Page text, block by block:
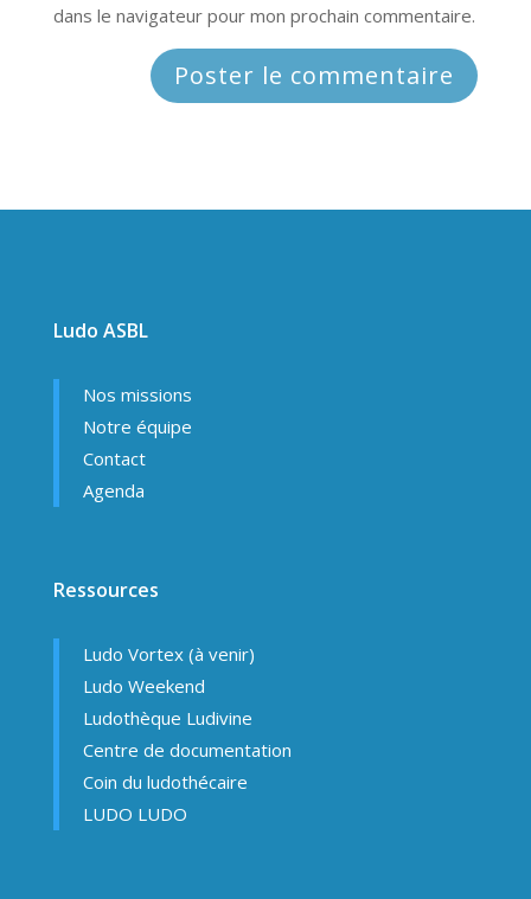
dans le navigateur pour mon prochain commentaire.
Ludo ASBL
Nos missions
Notre équipe
Contact
Agenda
Ressources
Ludo Vortex (à venir)
Ludo Weekend
Ludothèque Ludivine
Centre de documentation
Coin du ludothécaire
LUDO LUDO